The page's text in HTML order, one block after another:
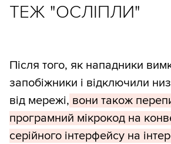
ТЕЖ "ОСЛІПЛИ"
Після того, як нападники
запобіжники і відключили
від мережі, вони також
програмний мікрокод на
серійного інтерфейсу на